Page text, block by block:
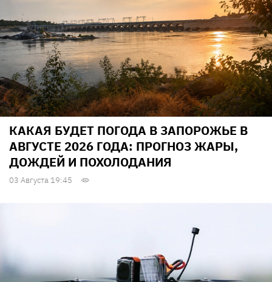
КАКАЯ БУДЕТ ПОГОДА В ЗАПОРОЖЬЕ В
АВГУСТЕ 2026 ГОДА: ПРОГНОЗ ЖАРЫ,
ДОЖДЕЙ И ПОХОЛОДАНИЯ
03 Августа 19:45